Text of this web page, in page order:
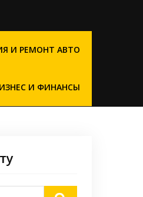
И РЕМОНТ АВТО
И ФИНАНСЫ